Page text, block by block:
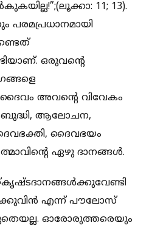
11; 13).
ഒരുവന്റെ
അവന്റെ വിവേകം
ആലോചന,
ദൈവഭയം
ഏഴു ദാനങ്ങള്‍.
എന്ന് പൗലോസ്
ഓരോരുത്തരെയും